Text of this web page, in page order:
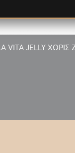
VITA JELLY ΧΩΡΙΣ